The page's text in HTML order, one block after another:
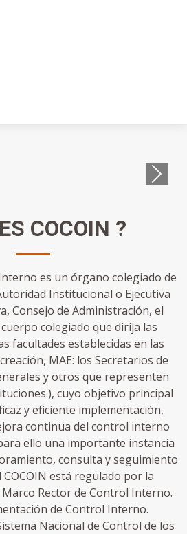
Next
COCOIN ?
es un órgano colegiado de
Institucional o Ejecutiva
Consejo de Administración, el
colegiado que dirija las
facultades establecidas en las
MAE: los Secretarios de
y otros que representen
cuyo objetivo principal
y eficiente implementación,
continua del control interno
ello una importante instancia
consulta y seguimiento
está regulado por la
Rector de Control Interno.
de Control Interno.
Nacional de Control de los